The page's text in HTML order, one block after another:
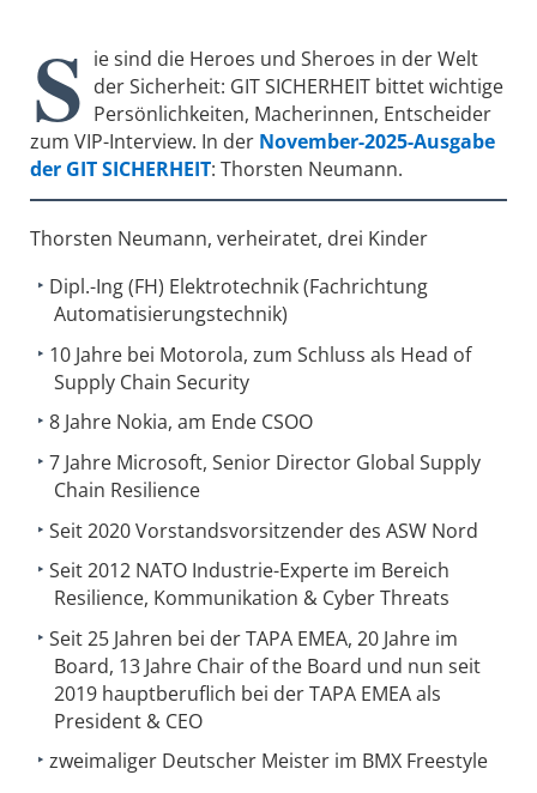
S ie sind die Heroes und Sheroes in der Welt
der Sicherheit: GIT SICHERHEIT bittet wichtige
Persönlichkeiten, Macherinnen, Entscheider
zum VIP-Interview. In der November-2025-Ausgabe
der GIT SICHERHEIT: Thorsten Neumann.
Thorsten Neumann, verheiratet, drei Kinder
Dipl.-Ing (FH) Elektrotechnik (Fachrichtung
Automatisierungstechnik)
10 Jahre bei Motorola, zum Schluss als Head of
Supply Chain Security
8 Jahre Nokia, am Ende CSOO
7 Jahre Microsoft, Senior Director Global Supply
Chain Resilience
Seit 2020 Vorstandsvorsitzender des ASW Nord
Seit 2012 NATO Industrie-Experte im Bereich
Resilience, Kommunikation & Cyber Threats
Seit 25 Jahren bei der TAPA EMEA, 20 Jahre im
Board, 13 Jahre Chair of the Board und nun seit
2019 hauptberuflich bei der TAPA EMEA als
President & CEO
zweimaliger Deutscher Meister im BMX Freestyle